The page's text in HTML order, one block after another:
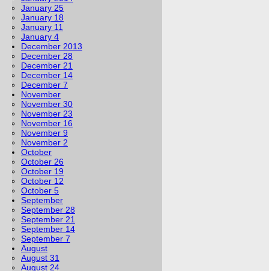
January 25
January 18
January 11
January 4
December 2013
December 28
December 21
December 14
December 7
November
November 30
November 23
November 16
November 9
November 2
October
October 26
October 19
October 12
October 5
September
September 28
September 21
September 14
September 7
August
August 31
August 24